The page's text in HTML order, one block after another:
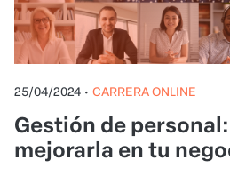
25/04/2024 • CARRERA ONLINE
Gestión de
mejorarla en tu